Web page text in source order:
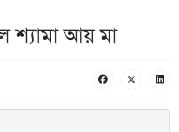
শ্যামা আয় মা